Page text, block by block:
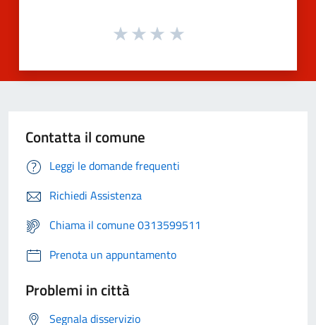
Contatta il comune
Leggi le domande frequenti
Richiedi Assistenza
Chiama il comune 0313599511
Prenota un appuntamento
Problemi in città
Segnala disservizio